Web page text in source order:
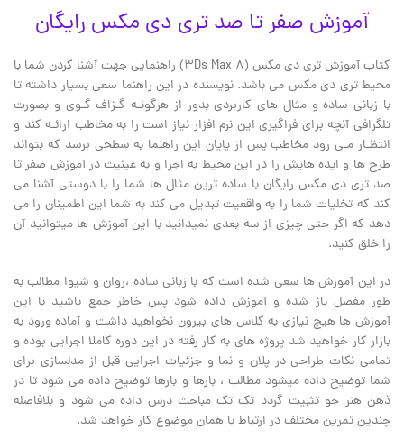
آموزش صفر تا صد تری دی مکس رایگان
کتاب آموزش تری دی مکس (۳Ds Max 8) راهنمایی جهت آشنا کردن شما با
محیط تری دی مکس می باشد. نویسنده در این راهنما سعی بسیار داشته تا
با زبانی ساده و مثال های کاربردی بدور از هرگونـه گـزاف گـوی و بصورت
تلگرافی آنچه برای فراگیری این نرم افزار نیاز است را به مخاطب ارائـه کند و
انتظـار مـی رود مخاطب پس از پایان این راهنما به سطحی برسد که بتواند
طرح ها و ایده هایش را در این محیط به اجرا و به عینیت در آموزش صفر تا
صد تری دی مکس رایگان با ساده ترین مثال ها شما را با دوستی آشنا می
کند که تخلیات شما را به واقعیت تبدیل می کند به شما این اطمینان را می
دهد که اگر حتی چیزی از سه بعدی نمیدانید با این آموزش ها میتوانید آن
را خلق کنید.
در این آموزش ها سعی شده است که با زبانی ساده ،روان و شیوا مطالب به
طور مفصل باز شده و آموزش داده شود پس خاطر جمع باشید با این
آموزش ها هیچ نیازی به کلاس های بیرون نخواهید داشت و آماده ورود به
بازار کار خواهید شد پروژه های به کار رفته در این دوره کاملا اجرایی بوده و
تمامی نکات طراحی در پلان و نما و جزئیات اجرایی قبل از مدلسازی برای
شما توضیح داده میشود مطالب ، بارها و بارها توضیح داده می شود تا در
ذهن هنر جو تثبیت گردد تک تک مباحث درس داده می شود و بلافاصله
چندین تمرین مختلف در ارتباط با همان موضوع کار خواهد شد.